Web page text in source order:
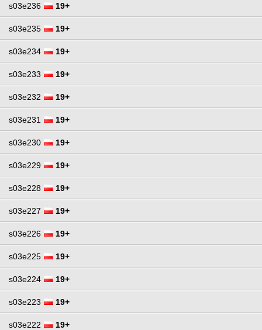
s03e236 19+
s03e235 19+
s03e234 19+
s03e233 19+
s03e232 19+
s03e231 19+
s03e230 19+
s03e229 19+
s03e228 19+
s03e227 19+
s03e226 19+
s03e225 19+
s03e224 19+
s03e223 19+
s03e222 19+